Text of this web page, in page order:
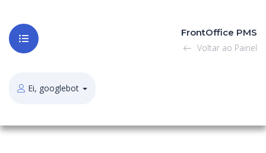
FrontOffice PMS
Voltar ao Painel
Ei, googlebot